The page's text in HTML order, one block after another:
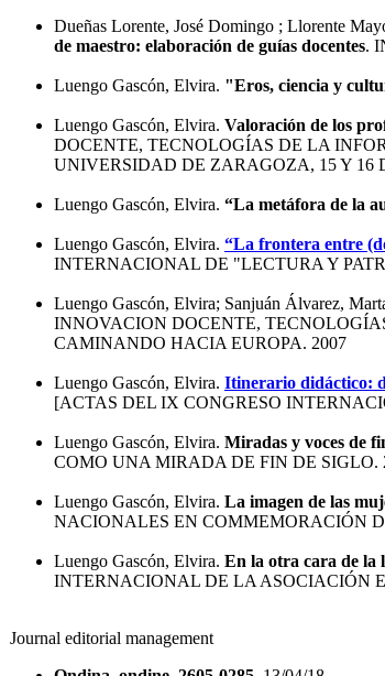
Dueñas Lorente, José Domingo ; Llorente
de maestro: elaboración de guías docentes.
Luengo Gascón, Elvira. "Eros, ciencia y
Luengo Gascón, Elvira. Valoración de los
DOCENTE, TECNOLOGÍAS DE LA
UNIVERSIDAD DE ZARAGOZA, 15 Y 16
Luengo Gascón, Elvira. “La metáfora de la
Luengo Gascón, Elvira. “La frontera entre
INTERNACIONAL DE "LECTURA Y
Luengo Gascón, Elvira; Sanjuán Álvarez,
INNOVACION DOCENTE,
CAMINANDO HACIA EUROPA. 2007
Luengo Gascón, Elvira. Itinerario didáctico:
[ACTAS DEL IX CONGRESO
Luengo Gascón, Elvira. Miradas y voces de
COMO UNA MIRADA DE FIN DE SIGLO.
Luengo Gascón, Elvira. La imagen de las
NACIONALES EN COMMEMORACIÓN
Luengo Gascón, Elvira. En la otra cara de la
INTERNACIONAL DE LA ASOCIACIÓN
Journal editorial management